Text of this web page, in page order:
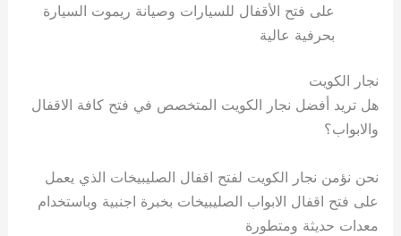
على فتح الأقفال للسيارات وصيانة ريموت السيارة
بحرفية عالية
نجار الكويت
هل تريد أفضل نجار الكويت المتخصص في فتح كافة الاقفال
والابواب؟
نحن نؤمن نجار الكويت لفتح اقفال الصليبيخات الذي يعمل
على فتح اقفال الابواب الصليبيخات بخبرة اجنبية وباستخدام
معدات حديثة ومتطورة